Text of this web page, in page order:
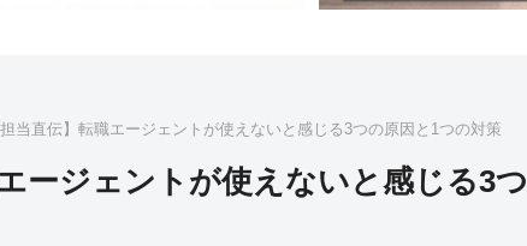
担当直伝】転職エージェントが使えないと感じる3つの原因と1つの対策
ージェントが使えないと感じる3つ